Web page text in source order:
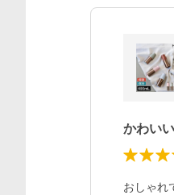
かわい
おしゃれ